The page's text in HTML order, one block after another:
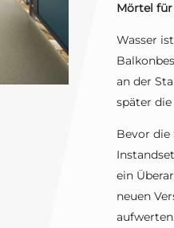
Mörtel
Wasser
an der
später
Bevor die
ein
neuen